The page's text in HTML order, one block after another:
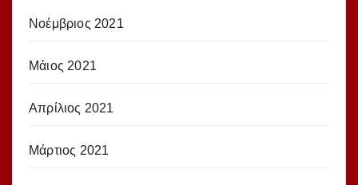
Νοέμβριος 2021
Μάιος 2021
Απρίλιος 2021
Μάρτιος 2021